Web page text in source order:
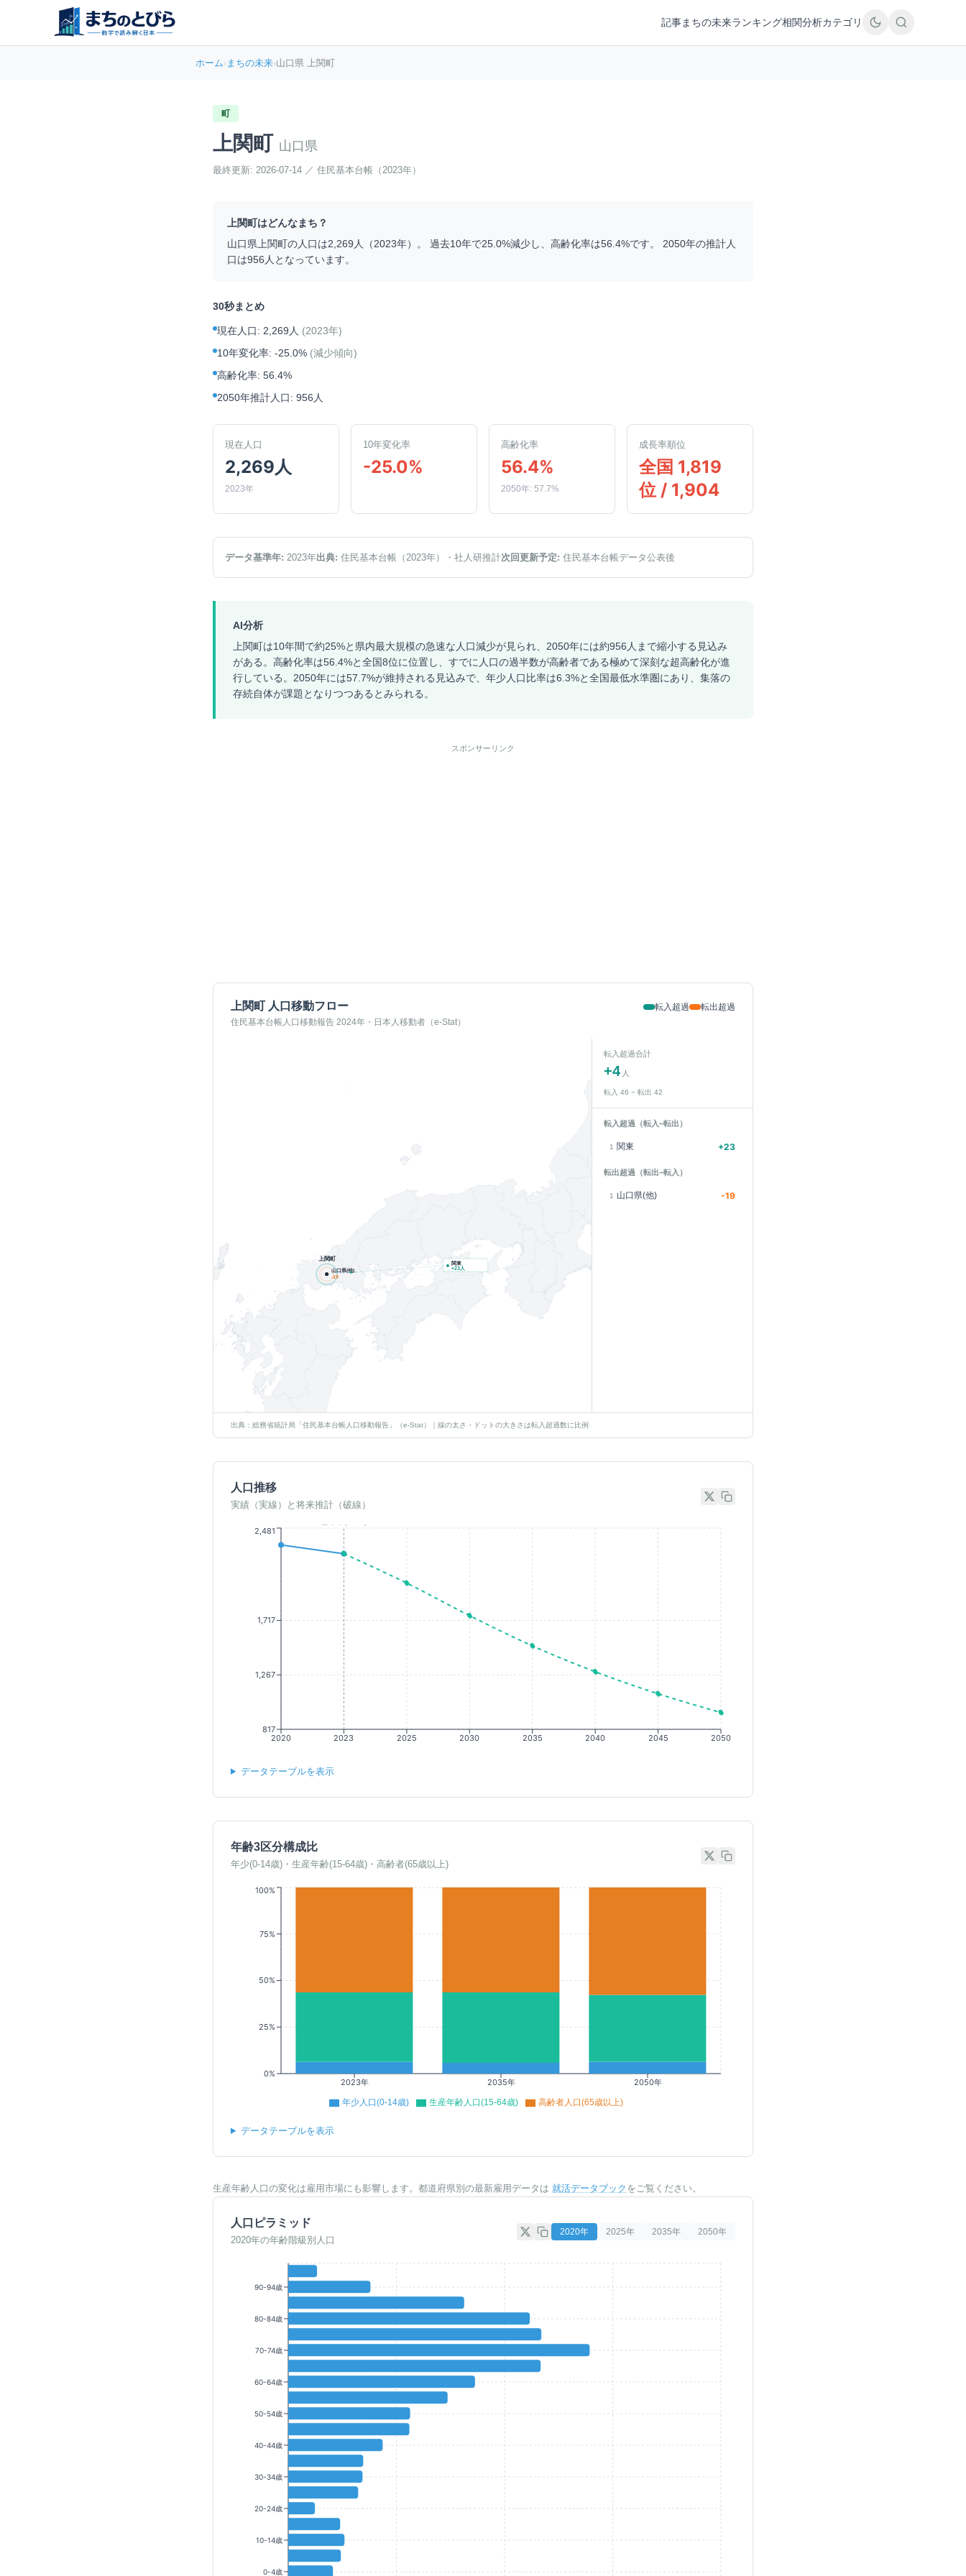
記事まちの未来ランキング相関分析カテゴリ
ホーム›まちの未来›山口県 上関町
町
上関町 山口県
最終更新: 2026-07-14 ／ 住民基本台帳（2023年）
上関町はどんなまち？
山口県 上関町の人口は2,269 人（2023年）。 過去10年で25.0%減少し、高齢化率は56.4%です。 2050年の推計人
口は956 人となっています。
30秒まとめ
現在人口: 2,269人 (2023年)
10年変化率: -25.0% (減少傾向)
高齢化率: 56.4%
2050年推計人口: 956人
現在人口
2,269人
2023年
10年変化率
-25.0%
高齢化率
56.4%
2050年: 57.7%
成長率順位
全国 1,819
位 / 1,904
データ基準年: 2023年出典: 住民基本台帳（2023年） ・社人研推計次回更新予定: 住民基本台帳データ公表後
AI分析
上関町は10年間で約25%と県内最大規模の急速な人口減少が見られ、2050年には約956人まで縮小する見込み
がある。高齢化率は56.4%と全国8位に位置し、すでに人口の過半数が高齢者である極めて深刻な超高齢化が進
行している。2050年には57.7%が維持される見込みで、年少人口比率は6.3%と全国最低水準圏にあり、集落の
存続自体が課題となりつつあるとみられる。
スポンサーリンク
上関町 人口移動フロー
住民基本台帳人口移動報告 2024年・日本人移動者（e-Stat）
転入超過 転出超過
山口県(他)
-19
上関町
関東
+23人
転入超過合計
+4 人
転入 46 − 転出 42
転入超過（転入−転出）
1 関東 +23
転出超過（転出−転入）
1 山口県(他) -19
出典：総務省統計局「住民基本台帳人口移動報告」（e-Stat）｜線の太さ・ドットの大きさは転入超過数に比例
人口推移
実績（実線）と将来推計（破線）
2020 2023 2025 2030 2035 2040 2045 2050
817
1,267
1,717
2,481
データテーブルを表示
年齢3区分構成比
年少(0-14歳)・生産年齢(15-64歳)・高齢者(65歳以上)
2023年 2035年 2050年
0%
25%
50%
75%
100%
年少人口(0-14歳) 生産年齢人口(15-64歳) 高齢者人口(65歳以上)
データテーブルを表示
生産年齢人口の変化は雇用市場にも影響します。都道府県別の最新雇用データは 就活データブック をご覧ください。
人口ピラミッド
2020年の年齢階級別人口
2020年 2025年 2035年 2050年
90-94歳
80-84歳
70-74歳
60-64歳
50-54歳
40-44歳
30-34歳
20-24歳
10-14歳
0-4歳